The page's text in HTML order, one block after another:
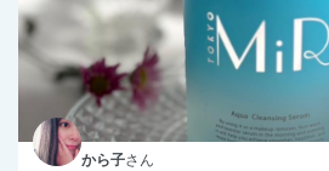
から子さん